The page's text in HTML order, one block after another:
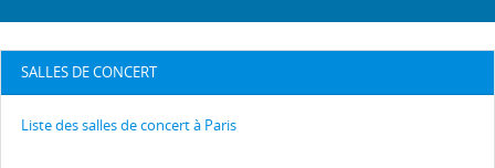
SALLES DE CONCERT
Liste des salles de concert à Paris